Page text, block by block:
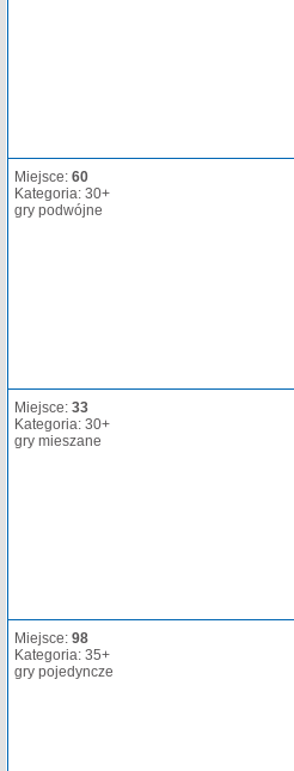
Miejsce: 60
Kategoria: 30+
gry podwójne
Miejsce: 33
Kategoria: 30+
gry mieszane
Miejsce: 98
Kategoria: 35+
gry pojedyncze